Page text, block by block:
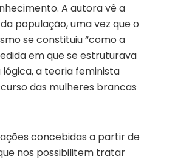
A autora vê a
população, uma vez que o
se constituiu “como a
em que se estruturava
lógica, a teoria feminista
das mulheres brancas
concebidas a partir de
nos possibilitem tratar